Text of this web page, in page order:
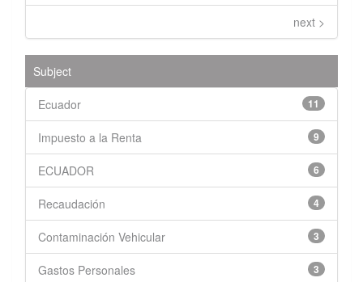
next >
Subject
11
Ecuador
9
Impuesto a la Renta
6
ECUADOR
4
Recaudación
3
Contaminación Vehicular
3
Gastos Personales